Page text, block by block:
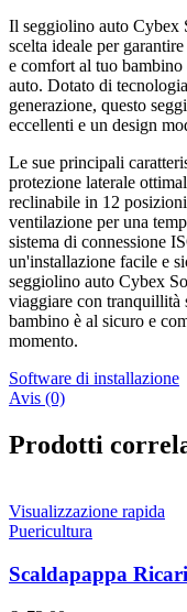
Il seggiolino auto Cybex
scelta ideale per
e comfort al tuo
auto. Dotato di
generazione, questo
eccellenti e un design
Le sue principali
protezione laterale
reclinabile in 12
ventilazione per una
sistema di connessione
un'installazione facile e
seggiolino auto Cybex
viaggiare con tranquillità
bambino è al sicuro e
momento.
Software di installazione
Avis (0)
Prodotti
Visualizzazione rapida
Puericultura
Scaldapappa